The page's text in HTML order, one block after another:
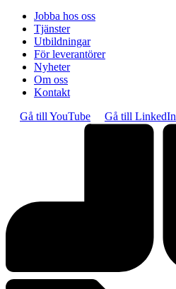
Jobba hos oss
Tjänster
Utbildningar
För leverantörer
Nyheter
Om oss
Kontakt
Gå till YouTube
Gå till LinkedIn